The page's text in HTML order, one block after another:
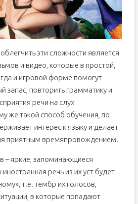
эти сложности является
и видео, которые в простой,
и игровой форме помогут
запас, повторить грамматику и
речи на слух
же такой способ обучения, по
интерес к языку и делает
приятным времяпровождением.
– яркие, запоминающиеся
речь из их уст будет
т.е. тембр их голосов,
в которые попадают